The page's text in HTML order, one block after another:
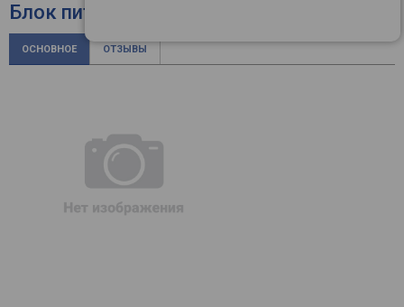
Блок питания Xilence Red Wing R7
ОСНОВНОЕ ОТЗЫВЫ